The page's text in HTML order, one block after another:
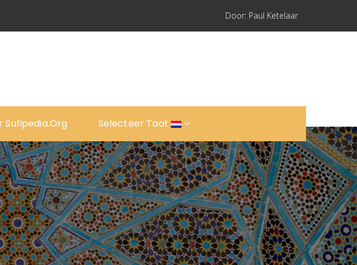
Door: Paul Ketelaar
Sufipedia.org Selecteer Taal: